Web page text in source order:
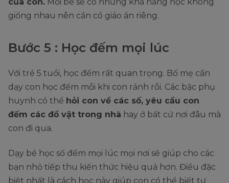
giống nhau nên cần có giáo án riêng.
Bước 5 : Học đếm mọi lúc
Với trẻ 5 tuổi, học đếm rất quan trọng. Bố mẹ cần
dạy con học đếm mỗi khi con rảnh rỗi. Các bậc phụ
huynh có thể hỏi con về các số, yêu cầu con
đếm các đồ vật trong nhà hay ở bất cứ nơi đâu mà
con đi qua.
Dạy bé học số đếm mọi lúc mọi nơi sẽ giúp cho các
bạn nhỏ tiếp thu kiến thức hiệu quả hơn. Điều đặc
biệt nhất là cách học này giúp con có thể biết tư